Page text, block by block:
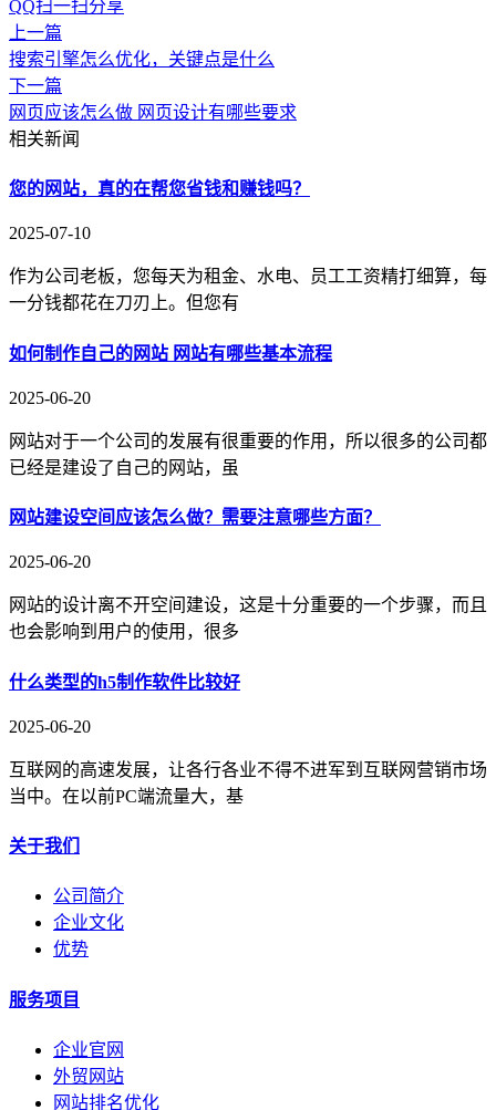
QQ扫一扫分享
上一篇
搜索引擎怎么优化，关键点是什么
下一篇
网页应该怎么做 网页设计有哪些要求
相关新闻
您的网站，真的在帮您省钱和赚钱吗？
2025-07-10
作为公司老板，您每天为租金、水电、员工工资精打细算，每
一分钱都花在刀刃上。但您有
如何制作自己的网站 网站有哪些基本流程
2025-06-20
网站对于一个公司的发展有很重要的作用，所以很多的公司都
已经是建设了自己的网站，虽
网站建设空间应该怎么做？需要注意哪些方面？
2025-06-20
网站的设计离不开空间建设，这是十分重要的一个步骤，而且
也会影响到用户的使用，很多
什么类型的h5制作软件比较好
2025-06-20
互联网的高速发展，让各行各业不得不进军到互联网营销市场
当中。在以前PC端流量大，基
关于我们
公司简介
企业文化
优势
服务项目
企业官网
外贸网站
网站排名优化